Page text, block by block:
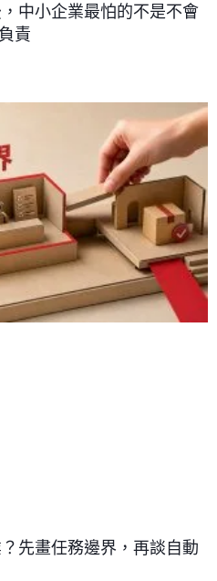
中小企業最怕的不是不會
責
先畫任務邊界，再談自動